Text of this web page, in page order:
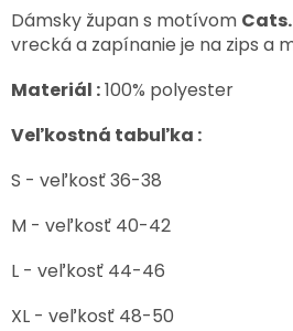
Dámsky župan s motívom Cats.
vrecká a zapínanie je na zips a
Materiál :100% polyester
Veľkostná tabuľka :
S - veľkosť 36-38
M - veľkosť 40-42
L - veľkosť 44-46
XL - veľkosť 48-50